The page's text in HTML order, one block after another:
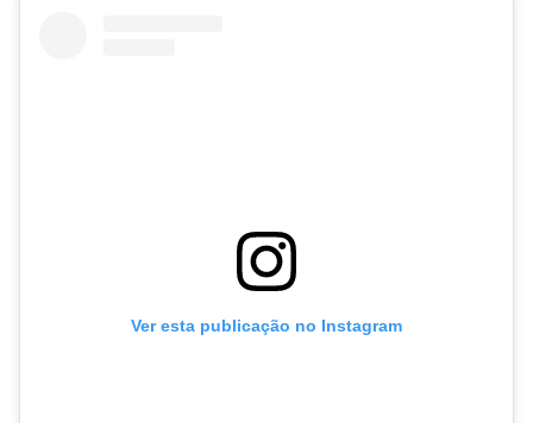
Ver esta publicação no Instagram